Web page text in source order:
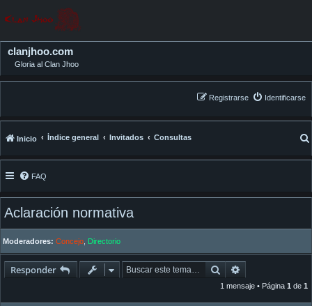
clanjhoo.com
Gloria al Clan Jhoo
Identificarse
Registrarse
Inicio Índice general Invitados Consultas
FAQ
Aclaración normativa
Moderadores: Concejo Directorio
Responder Buscar
1 mensaje • Página 1 de 1